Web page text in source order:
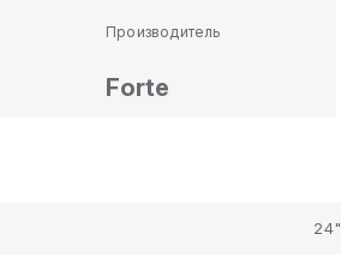
Производитель
Forte
24"